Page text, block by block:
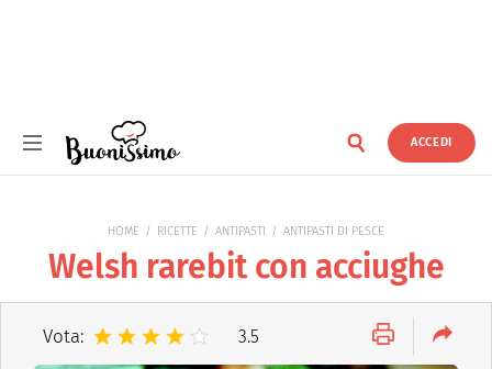
ACCEDI
HOME RICETTE ANTIPASTI ANTIPASTI DI PESCE
Welsh rarebit con acciughe
Vota: 3.5